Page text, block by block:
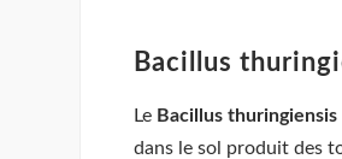
Bacillus
Le Bacillus thuringiensis
dans le sol produit des